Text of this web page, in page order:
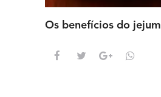
Os benefícios do jejum